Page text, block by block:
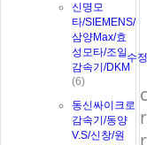
신명모
타/SIEMENS/
삼양Max/효
성모타/조일
감속기/DKM
(6)
동신싸이크로
감속기/동양
V.S/신창/원
수정